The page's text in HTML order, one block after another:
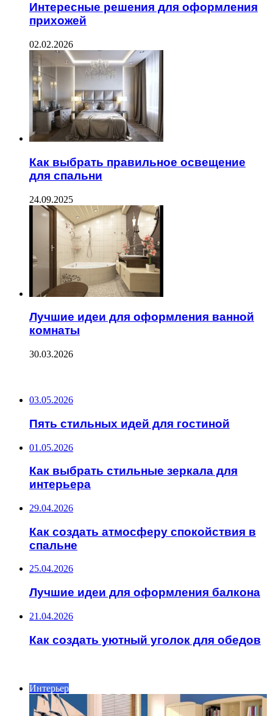
Интересные решения для оформления
прихожей
02.02.2026
Как выбрать правильное освещение
для спальни
24.09.2025
Лучшие идеи для оформления ванной
комнаты
30.03.2026
03.05.2026
Пять стильных идей для гостиной
01.05.2026
Как выбрать стильные зеркала для
интерьера
29.04.2026
Как создать атмосферу спокойствия в
спальне
25.04.2026
Лучшие идеи для оформления балкона
21.04.2026
Как создать уютный уголок для обедов
Интерьер